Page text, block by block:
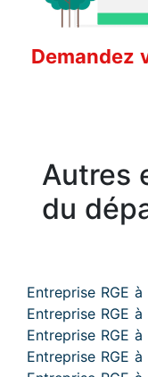
Demandez
Autres
du
Entreprise RGE
Entreprise RGE
Entreprise RGE
Entreprise RGE